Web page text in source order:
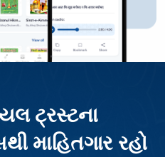
ટ્રસ્ટના
માહિતગાર રહો